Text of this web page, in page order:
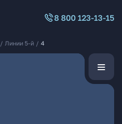
8 800 123-13-15
/ Линии 5-й / 4